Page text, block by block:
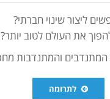
ליצור שינוי חברתי?
את העולם לטוב יותר?
לתרומה